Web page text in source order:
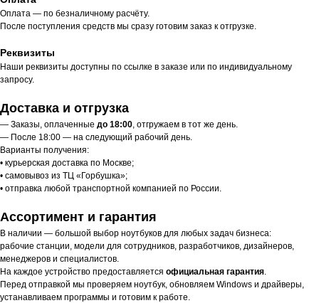
Оплата — по безналичному расчёту.
После поступления средств мы сразу готовим заказ к отгрузке.
Реквизиты
Наши реквизиты доступны по ссылке в заказе или по индивидуальному
запросу.
Доставка и отгрузка
— Заказы, оплаченные до 18:00, отгружаем в тот же день.
— После 18:00 — на следующий рабочий день.
Варианты получения:
• курьерская доставка по Москве;
• самовывоз из ТЦ «Горбушка»;
• отправка любой транспортной компанией по России.
Ассортимент и гарантия
В наличии — большой выбор ноутбуков для любых задач бизнеса:
рабочие станции, модели для сотрудников, разработчиков, дизайнеров,
менеджеров и специалистов.
На каждое устройство предоставляется официальная гарантия.
Перед отправкой мы проверяем ноутбук, обновляем Windows и драйверы,
устанавливаем программы и готовим к работе.